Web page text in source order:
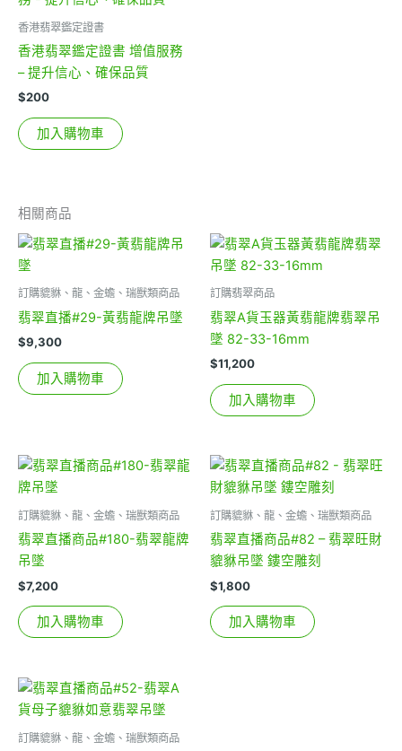
香港翡翠鑑定證書
香港翡翠鑑定證書 增值服務
– 提升信心、確保品質
$200
加入購物車
相關商品
訂購貔貅、龍、金蟾、瑞獸類商品
翡翠直播#29-黃翡龍牌吊墜
$9,300
加入購物車
訂購翡翠商品
翡翠A貨玉器黃翡龍牌翡翠吊
墜 82-33-16mm
$11,200
加入購物車
訂購貔貅、龍、金蟾、瑞獸類商品
翡翠直播商品#180-翡翠龍牌
吊墜
$7,200
加入購物車
訂購貔貅、龍、金蟾、瑞獸類商品
翡翠直播商品#82 – 翡翠旺財
貔貅吊墜 鏤空雕刻
$1,800
加入購物車
訂購貔貅、龍、金蟾、瑞獸類商品